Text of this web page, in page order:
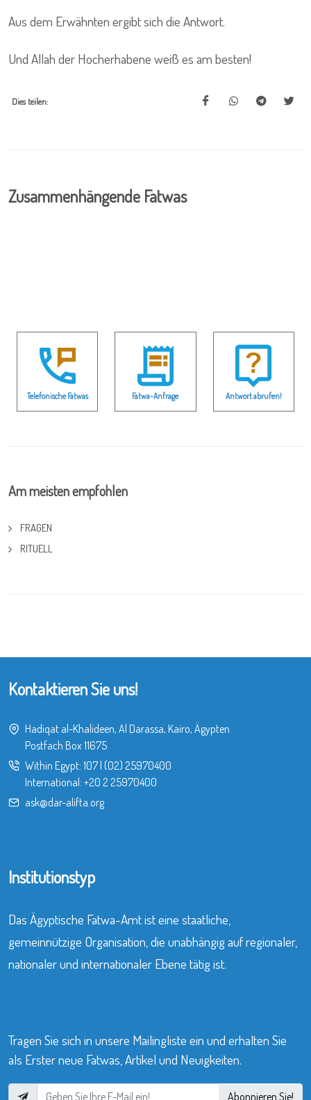
Aus dem Erwähnten ergibt sich die Antwort.
Und Allah der Hocherhabene weiß es am besten!
Dies teilen:
Zusammenhängende Fatwas
Telefonische Fatwas Fatwa-Anfrage Antwort abrufen!
Am meisten empfohlen
FRAGEN
RITUELL
Kontaktieren Sie uns!
Hadiqat al-Khalideen, Al Darassa, Kairo, Ägypten
Postfach Box 11675
Within Egypt: 107| (02) 25970400
International: +20 2 25970400
ask@dar-alifta.org
Institutionstyp
Das Ägyptische Fatwa-Amt ist eine staatliche,
gemeinnützige Organisation, die unabhängig auf regionaler,
nationaler und internationaler Ebene tätig ist.
Tragen Sie sich in unsere Mailingliste ein und erhalten Sie
als Erster neue Fatwas, Artikel und Neuigkeiten.
Abonnieren Sie!